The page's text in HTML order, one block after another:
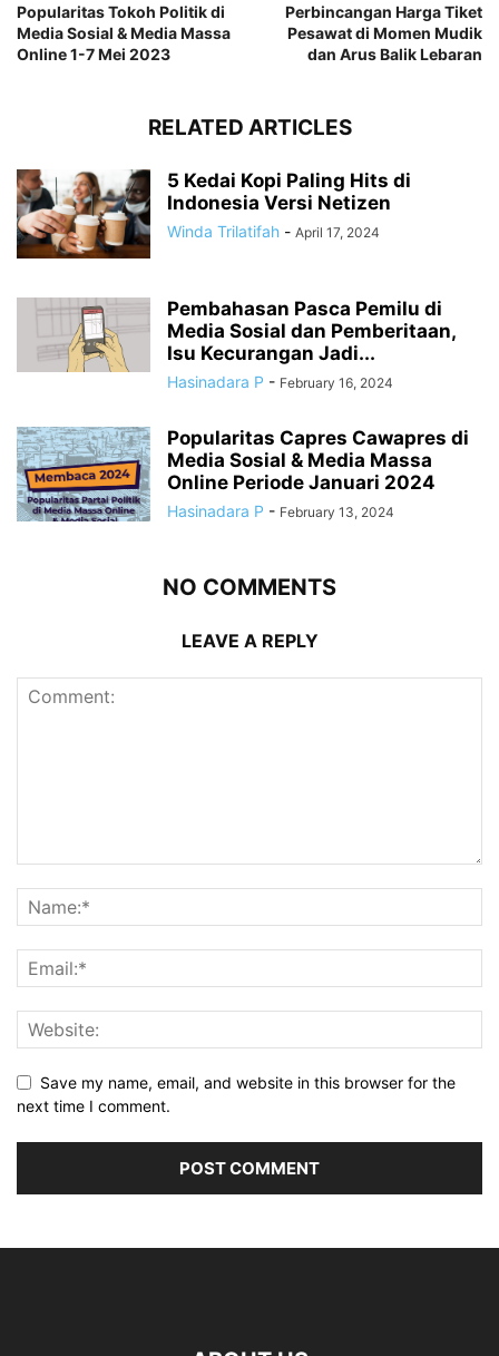
Popularitas Tokoh Politik di
Media Sosial & Media Massa
Online 1-7 Mei 2023
Perbincangan Harga Tiket
Pesawat di Momen Mudik
dan Arus Balik Lebaran
RELATED ARTICLES
5 Kedai Kopi Paling Hits di
Indonesia Versi Netizen
Winda Trilatifah - April 17, 2024
Pembahasan Pasca Pemilu di
Media Sosial dan Pemberitaan,
Isu Kecurangan Jadi...
Hasinadara P - February 16, 2024
Popularitas Capres Cawapres di
Media Sosial & Media Massa
Online Periode Januari 2024
Hasinadara P - February 13, 2024
NO COMMENTS
LEAVE A REPLY
Save my name, email, and website in this browser for the
next time I comment.